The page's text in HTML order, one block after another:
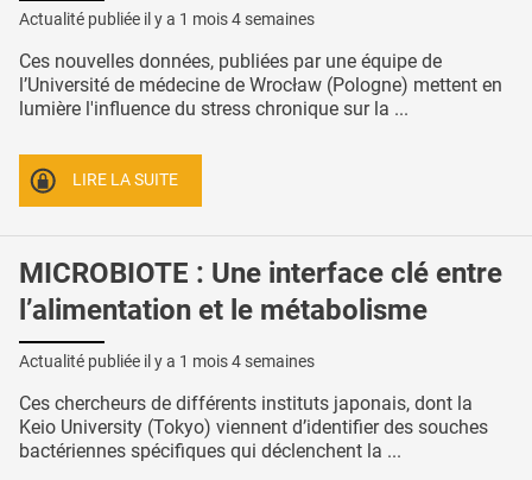
Actualité publiée il y a 1 mois 4 semaines
Ces nouvelles données, publiées par une équipe de
l’Université de médecine de Wrocław (Pologne) mettent en
lumière l'influence du stress chronique sur la ...
LIRE LA SUITE
MICROBIOTE : Une interface clé entre
l’alimentation et le métabolisme
Actualité publiée il y a 1 mois 4 semaines
Ces chercheurs de différents instituts japonais, dont la
Keio University (Tokyo) viennent d’identifier des souches
bactériennes spécifiques qui déclenchent la ...